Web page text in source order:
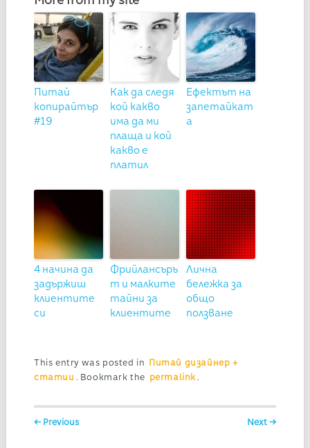
Питай
копирайтър
#19
Как да следя
кой какво
има да ми
плаща и кой
какво е
платил
Ефектът на
запетайкат
а
4 начина да
задържиш
клиентите
си
Фрийлансъръ
т и малките
тайни за
клиентите
Лична
бележка за
общо
ползване
This entry was posted in Питай дизайнер +
статии . Bookmark the permalink .
Post navigation
← Previous Next →